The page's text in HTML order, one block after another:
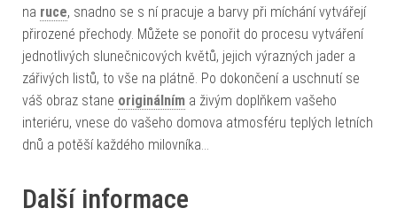
na ruce, snadno se s ní pracuje a barvy při míchání vytvářejí
přirozené přechody. Můžete se ponořit do procesu vytváření
jednotlivých slunečnicových květů, jejich výrazných jader a
zářivých listů, to vše na plátně. Po dokončení a uschnutí se
váš obraz stane originálním a živým doplňkem vašeho
interiéru, vnese do vašeho domova atmosféru teplých letních
dnů a potěší každého milovníka…
Další informace